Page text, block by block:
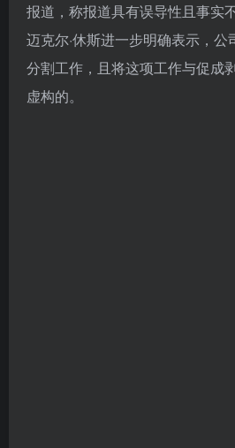
报道，称报道具有误导性且事实
迈克尔·休斯进一步明确表示，
分割工作，且将这项工作与促成
虚构的。